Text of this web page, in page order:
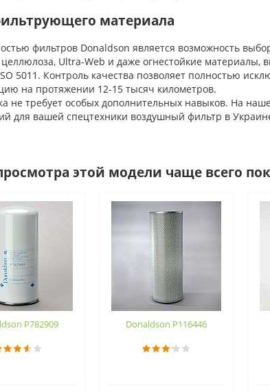
материала
фильтров Donaldson является возможность
Ultra-Web и даже огнестойкие материалы,
5011. Контроль качества позволяет полностью
на протяжении 12-15 тысяч километров.
не требует особых дополнительных навыков. На
для вашей спецтехники воздушный фильтр в
этой модели чаще всего
P782909 Donaldson P116446